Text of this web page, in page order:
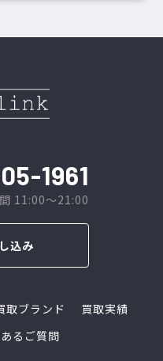
1961
11:00～21:00
込み
取ブランド
買取実績
るご質問